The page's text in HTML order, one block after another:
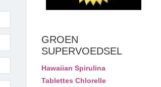
GROEN
SUPERVOEDSEL
Hawaiian Spirulina
Tablettes Chlorelle